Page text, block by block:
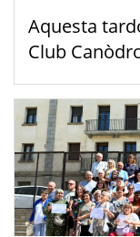
Aquesta
Club